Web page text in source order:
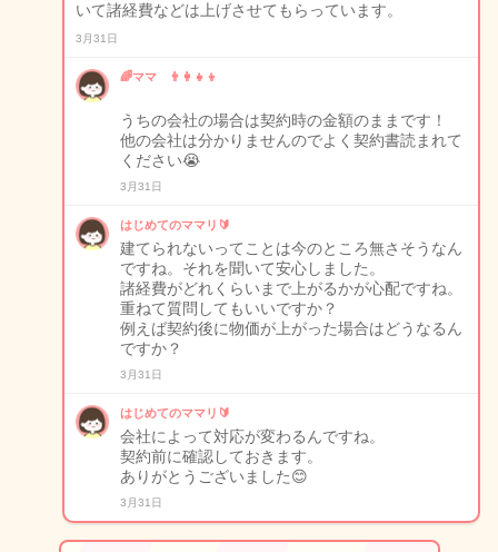
いて諸経費などは上げさせてもらっています。
3月31日
🌈ママ 👨‍👩‍👧‍👦
うちの会社の場合は契約時の金額のままです！
他の会社は分かりませんのでよく契約書読まれて
ください😭
3月31日
はじめてのママリ🔰
建てられないってことは今のところ無さそうなん
ですね。それを聞いて安心しました。
諸経費がどれくらいまで上がるかが心配ですね。
重ねて質問してもいいですか？
例えば契約後に物価が上がった場合はどうなるん
ですか？
3月31日
はじめてのママリ🔰
会社によって対応が変わるんですね。
契約前に確認しておきます。
ありがとうございました😊
3月31日